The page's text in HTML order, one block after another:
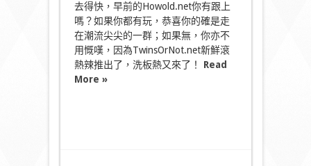
去得快，早前的Howold.net你有跟上
嗎？如果你都有玩，恭喜你的確是走
在潮流尖尖的一群；如果無，你亦不
用慨嘆，因為TwinsOrNot.net新鮮滾
熱辣推出了，洗板熱又來了！ Read
More »